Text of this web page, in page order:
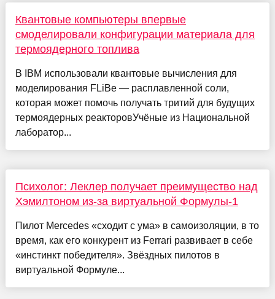
Квантовые компьютеры впервые
смоделировали конфигурации материала для
термоядерного топлива
В IBM использовали квантовые вычисления для
моделирования FLiBe — расплавленной соли,
которая может помочь получать тритий для будущих
термоядерных реакторовУчёные из Национальной
лаборатор...
Психолог: Леклер получает преимущество над
Хэмилтоном из-за виртуальной Формулы-1
Пилот Mercedes «сходит с ума» в самоизоляции, в то
время, как его конкурент из Ferrari развивает в себе
«инстинкт победителя». Звёздных пилотов в
виртуальной Формуле...